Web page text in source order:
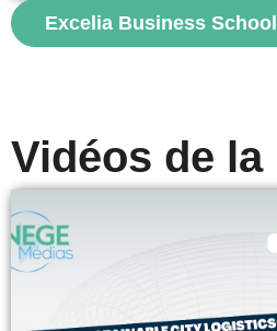
alors moins à convaincre...
Excelia Business School
Vidéos de la